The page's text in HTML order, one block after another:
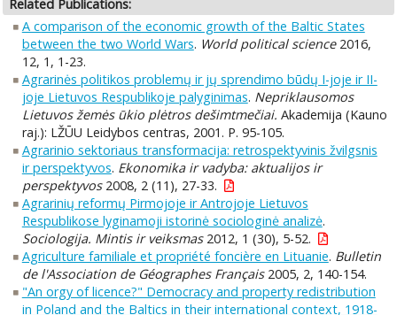
Related Publications:
A comparison of the economic growth of the Baltic States
between the two World Wars. World political science2016,
12, 1, 1-23.
Agrarinės politikos problemų ir jų sprendimo būdų I-joje ir II-
joje Lietuvos Respublikoje palyginimas. Nepriklausomos
Lietuvos žemės ūkio plėtros dešimtmečiai. Akademija (Kauno
raj.): LŽŪU Leidybos centras, 2001. P. 95-105.
Agrarinio sektoriaus transformacija: retrospektyvinis žvilgsnis
ir perspektyvos. Ekonomika ir vadyba: aktualijos ir
perspektyvos2008, 2 (11), 27-33.
Agrarinių reformų Pirmojoje ir Antrojoje Lietuvos
Respublikose lyginamoji istorinė sociologinė analizė.
Sociologija. Mintis ir veiksmas2012, 1 (30), 5-52.
Agriculture familiale et propriété foncière en Lituanie. Bulletin
de l'Association de Géographes Français2005, 2, 140-154.
"An orgy of licence?" Democracy and property redistribution
in Poland and the Baltics in their international context, 1918-